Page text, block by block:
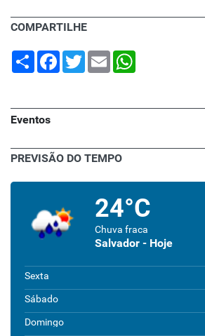
COMPARTILHE
Share Facebook
TwitterEmail
Eventos
PREVISÃO DO TEMPO
24°C
Chuva fraca
Salvador - Hoje
Sexta
Sábado
Domingo